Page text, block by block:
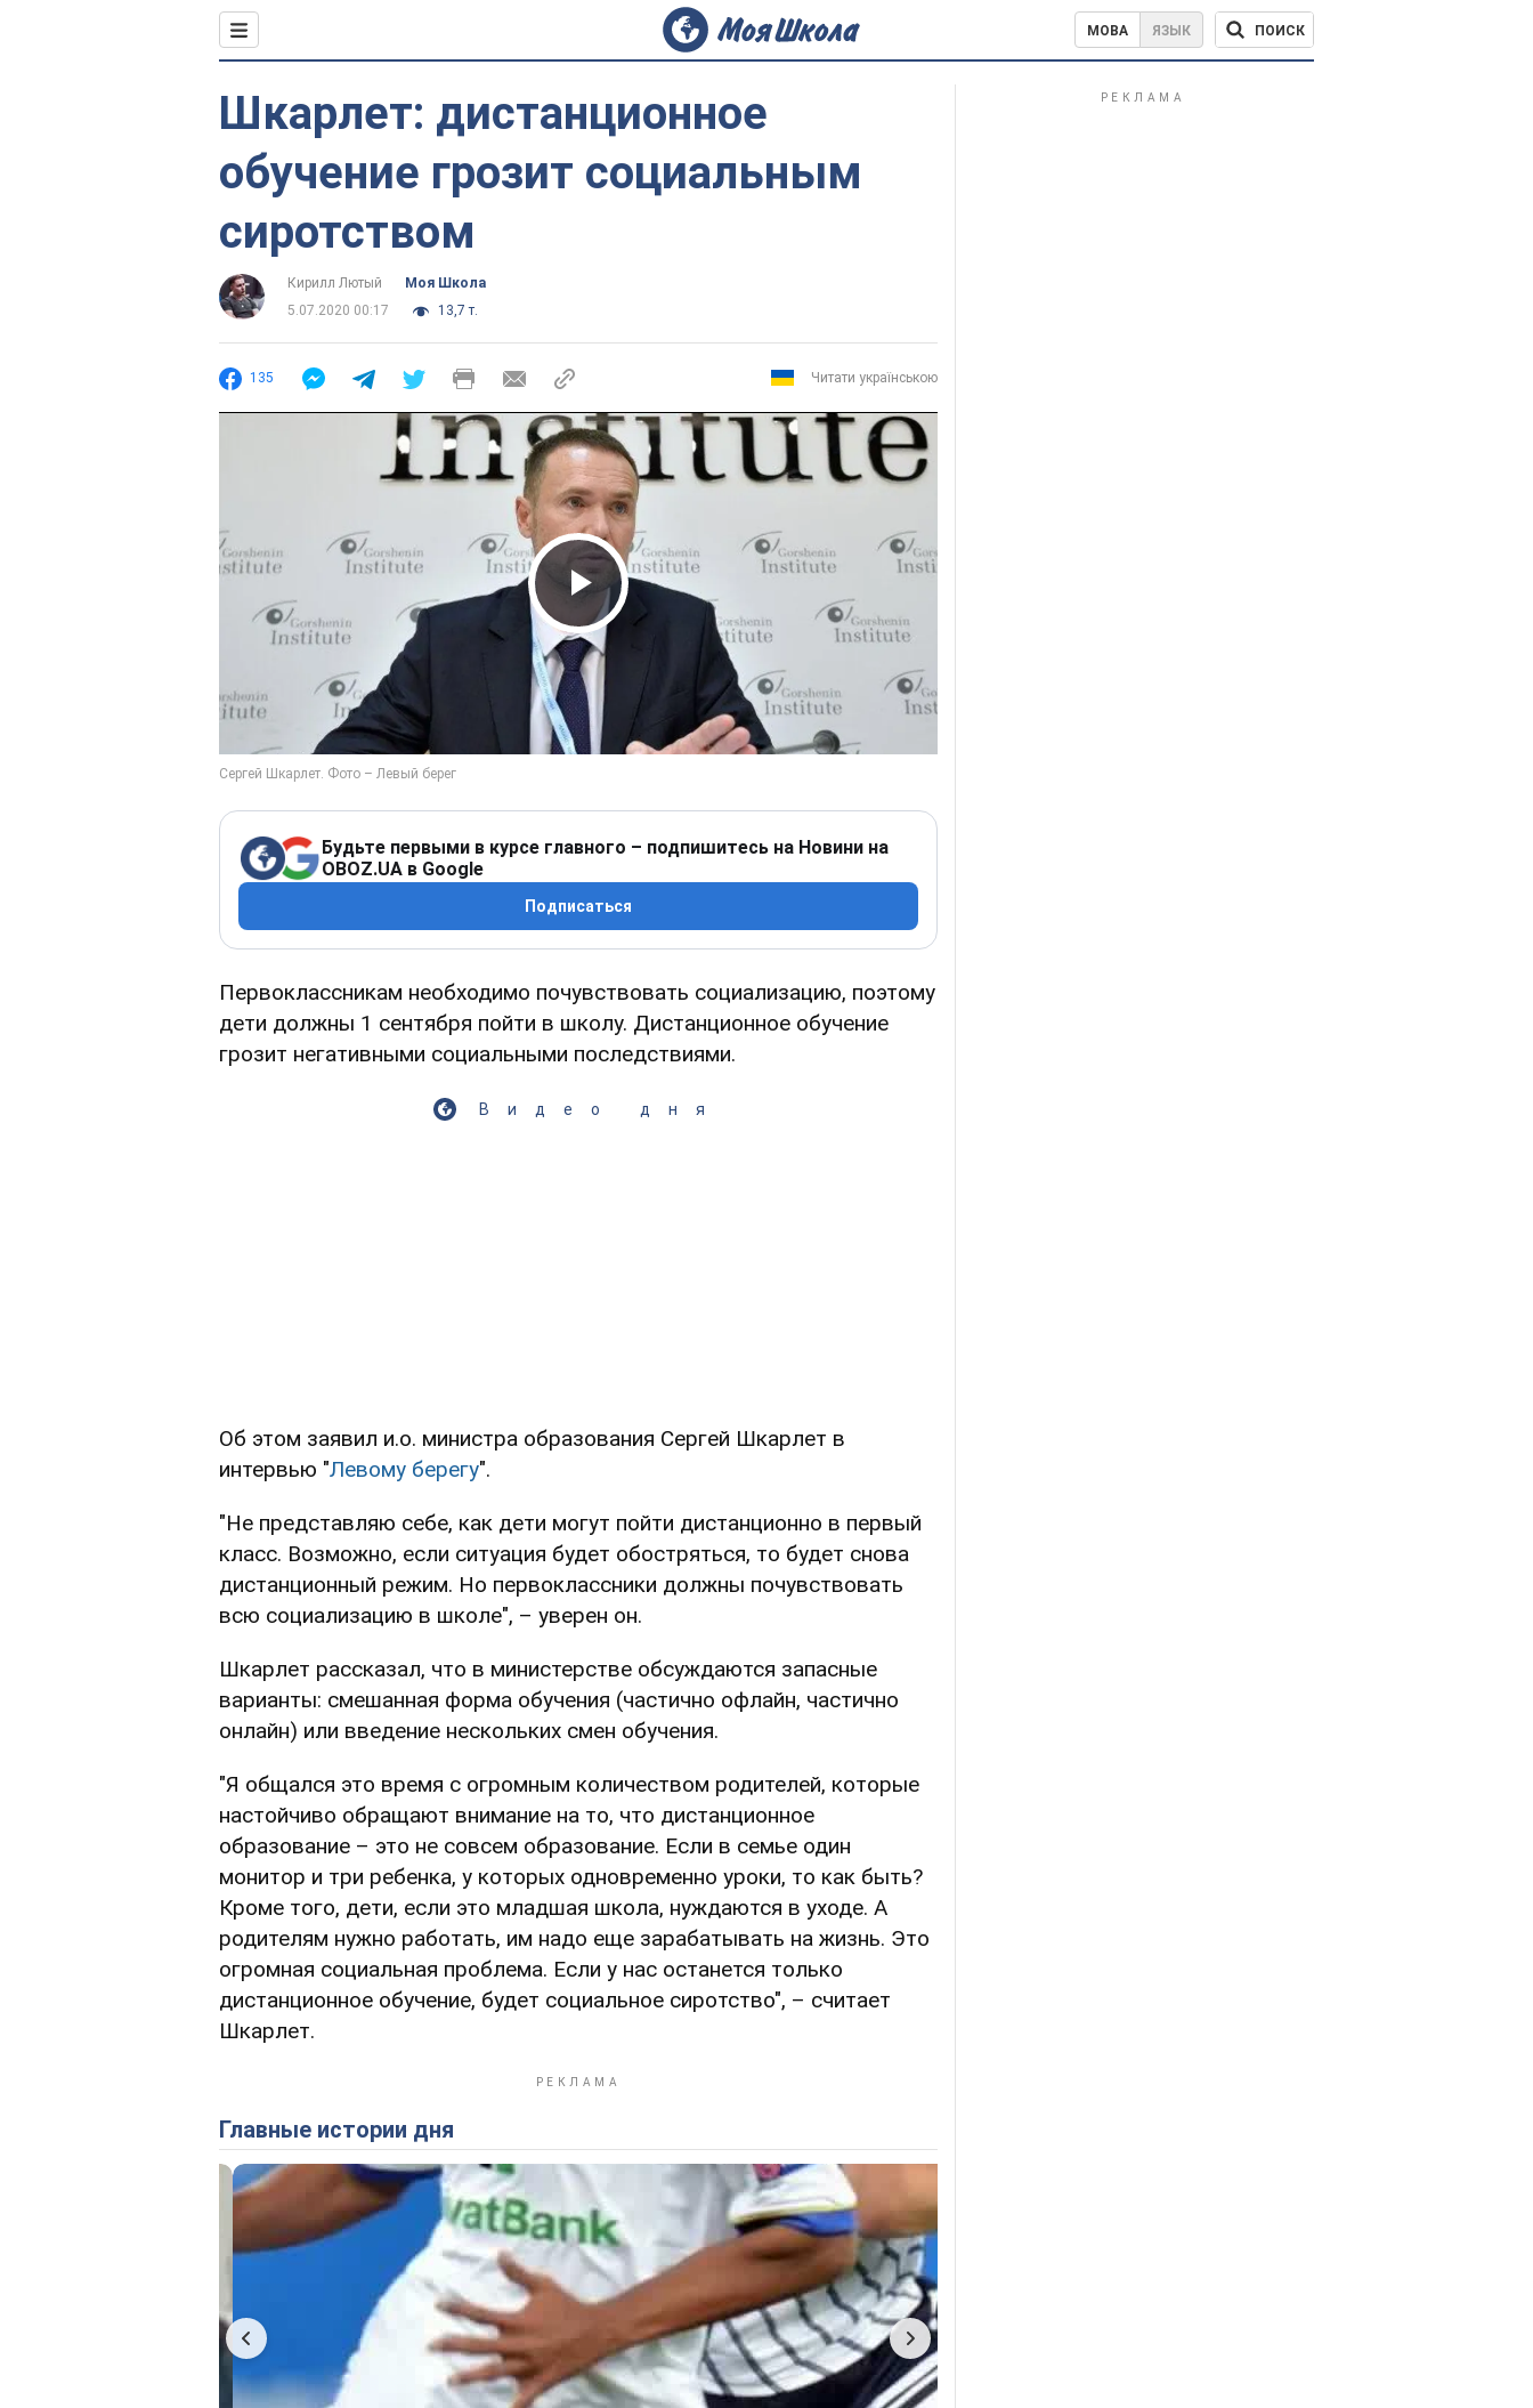
МОВА ЯЗЫК ПОИСК
Шкарлет: дистанционное
обучение грозит социальным
сиротством
Кирилл Лютый
Моя Школа
5.07.2020 00:17
13,7 т.
135 Читати українською
Play Video
Будьте первыми в курсе главного – подпишитесь на Новини на
OBOZ.UA в Google
Подписаться
Первоклассникам необходимо почувствовать социализацию, поэтому
дети должны 1 сентября пойти в школу. Дистанционное обучение
грозит негативными социальными последствиями.
Видео дня
Об этом заявил и.о. министра образования Сергей Шкарлет в
интервью "Левому берегу".
"Не представляю себе, как дети могут пойти дистанционно в первый
класс. Возможно, если ситуация будет обостряться, то будет снова
дистанционный режим. Но первоклассники должны почувствовать
всю социализацию в школе", – уверен он.
Шкарлет рассказал, что в министерстве обсуждаются запасные
варианты: смешанная форма обучения (частично офлайн, частично
онлайн) или введение нескольких смен обучения.
"Я общался это время с огромным количеством родителей, которые
настойчиво обращают внимание на то, что дистанционное
образование – это не совсем образование. Если в семье один
монитор и три ребенка, у которых одновременно уроки, то как быть?
Кроме того, дети, если это младшая школа, нуждаются в уходе. А
родителям нужно работать, им надо еще зарабатывать на жизнь. Это
огромная социальная проблема. Если у нас останется только
дистанционное обучение, будет социальное сиротство", – считает
Шкарлет.
Главные истории дня